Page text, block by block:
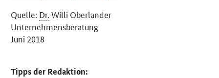
Quelle: Dr. Willi Oberlander
Unternehmensberatung
Juni 2018
Tipps der Redaktion: